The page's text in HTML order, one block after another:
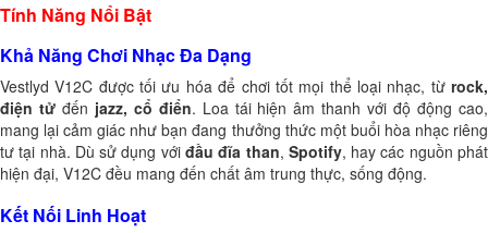
Tính Năng Nổi Bật
Khả Năng Chơi Nhạc Đa Dạng
Vestlyd V12C được tối ưu hóa để chơi tốt mọi thể loại nhạc, từ rock,
điện tửđến jazz, cổ điển. Loa tái hiện âm thanh với độ động cao,
mang lại cảm giác như bạn đang thưởng thức một buổi hòa nhạc riêng
tư tại nhà. Dù sử dụng với đầu đĩa than, Spotify, hay các nguồn phát
hiện đại, V12C đều mang đến chất âm trung thực, sống động.
Kết Nối Linh Hoạt